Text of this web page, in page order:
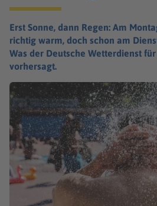
Erst Sonne, dann Regen: Am
richtig warm, doch schon am
Was der Deutsche Wetterdienst
vorhersagt.